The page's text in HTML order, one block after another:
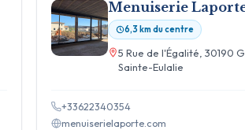
Menuiserie
6,3 km du centre
5 Rue de l'Égalité, 30190
Sainte-Eulalie
+33622340354
menuiserielaporte.com